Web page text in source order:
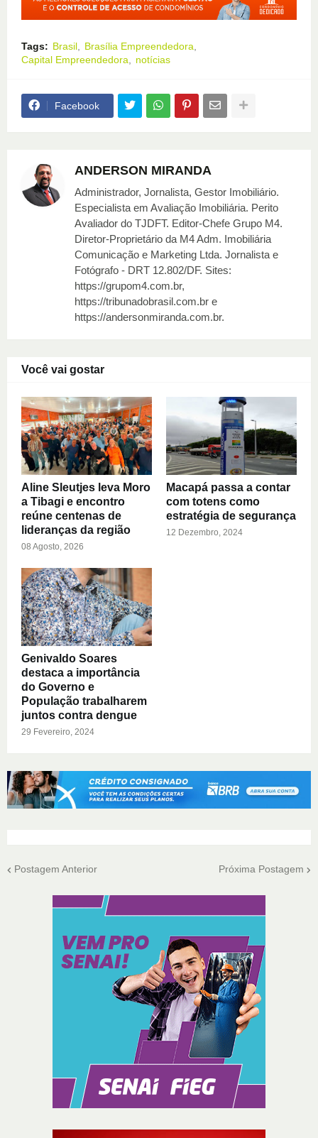
Tags: Brasil
Brasília Empreendedora
Capital Empreendedora
notícias
Facebook
ANDERSON MIRANDA
Administrador, Jornalista, Gestor Imobiliário.
Especialista em Avaliação Imobiliária. Perito
Avaliador do TJDFT. Editor-Chefe Grupo M4.
Diretor-Proprietário da M4 Adm. Imobiliária
Comunicação e Marketing Ltda. Jornalista e
Fotógrafo - DRT 12.802/DF. Sites:
https://grupom4.com.br,
https://tribunadobrasil.com.br e
https://andersonmiranda.com.br.
Você vai gostar
Aline Sleutjes leva Moro
a Tibagi e encontro
reúne centenas de
lideranças da região
08 Agosto, 2026
Macapá passa a contar
com totens como
estratégia de segurança
12 Dezembro, 2024
Genivaldo Soares
destaca a importância
do Governo e
População trabalharem
juntos contra dengue
29 Fevereiro, 2024
Postagem Anterior Próxima Postagem